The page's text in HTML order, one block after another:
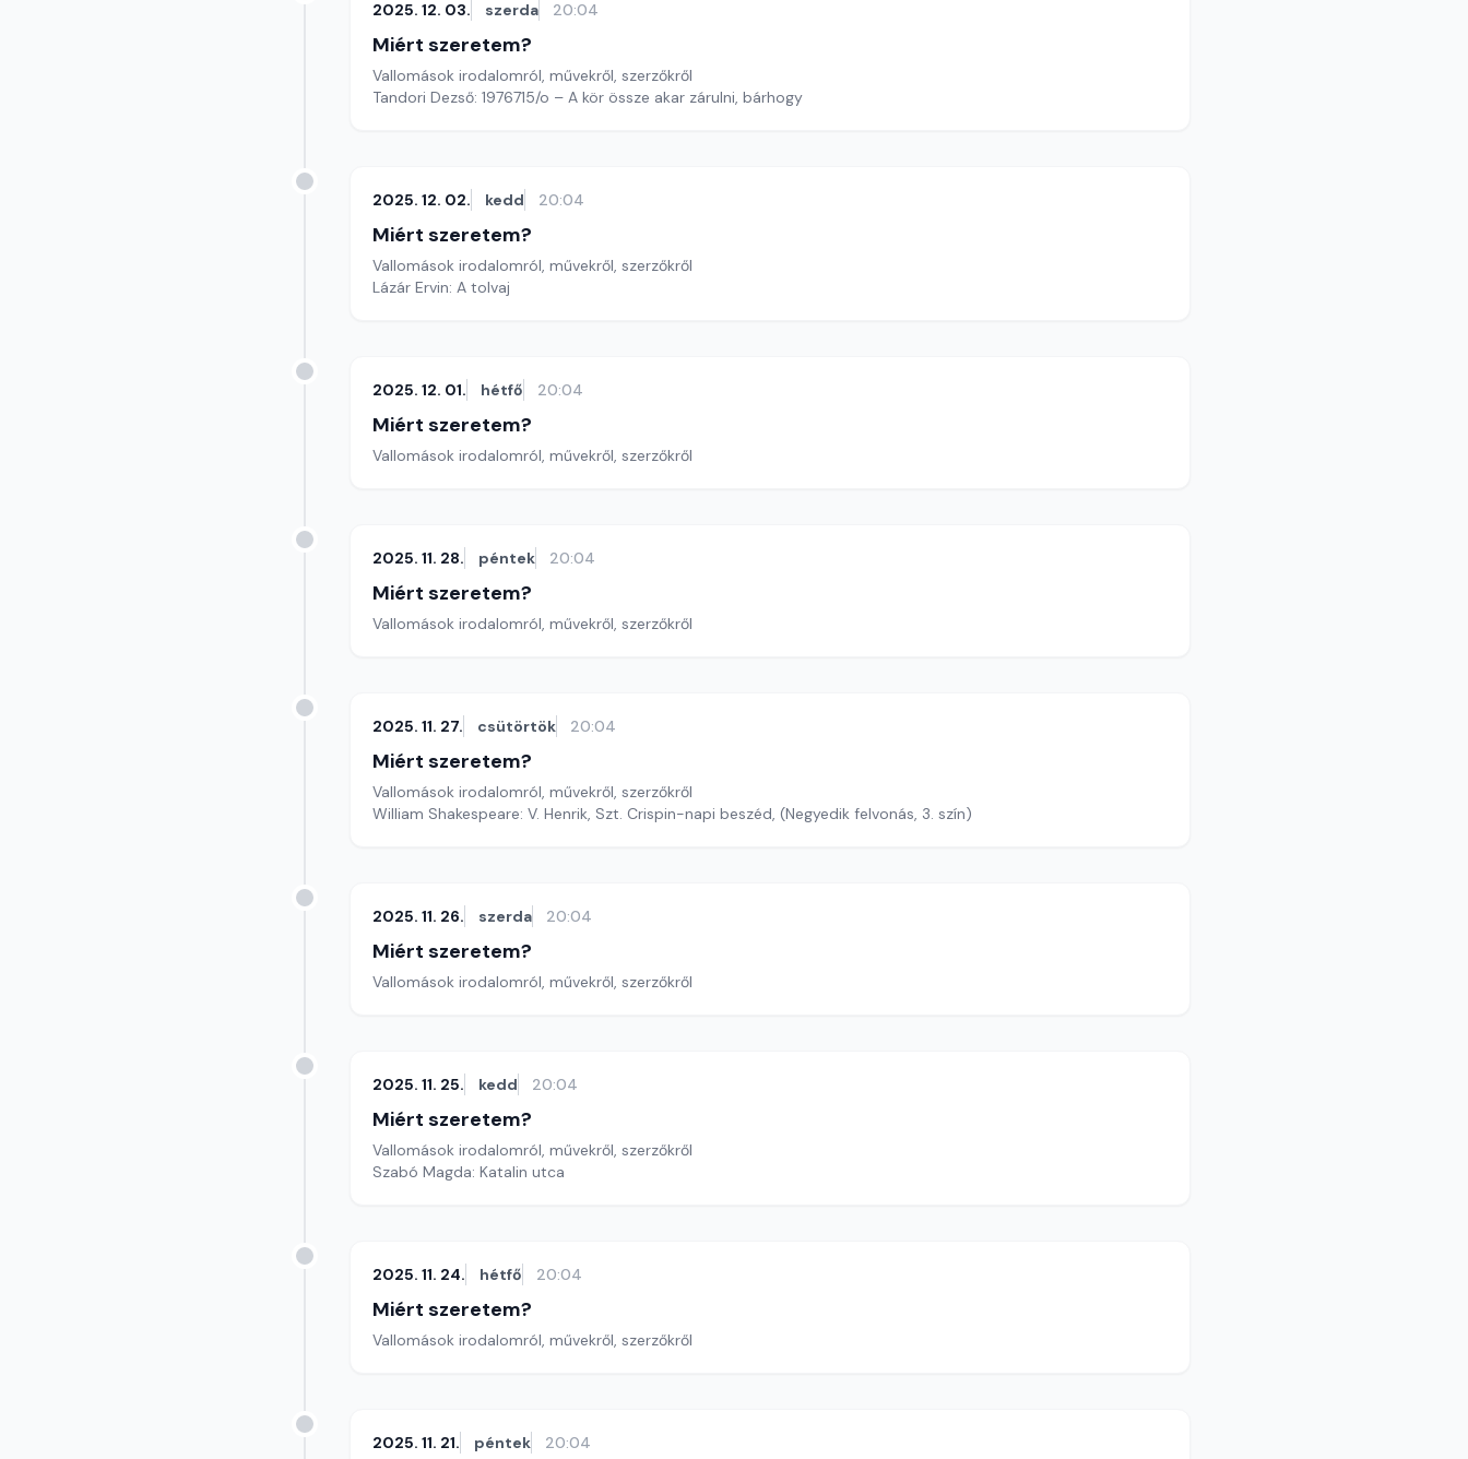
2025. 12. 03. szerda 20:04
Miért szeretem?
Vallomások irodalomról, művekről, szerzőkről
Tandori Dezső: 1976715/o – A kör össze akar zárulni, bárhogy
2025. 12. 02. kedd 20:04
Miért szeretem?
Vallomások irodalomról, művekről, szerzőkről
Lázár Ervin: A tolvaj
2025. 12. 01. hétfő 20:04
Miért szeretem?
Vallomások irodalomról, művekről, szerzőkről
2025. 11. 28. péntek 20:04
Miért szeretem?
Vallomások irodalomról, művekről, szerzőkről
2025. 11. 27. csütörtök 20:04
Miért szeretem?
Vallomások irodalomról, művekről, szerzőkről
William Shakespeare: V. Henrik, Szt. Crispin-napi beszéd, (Negyedik felvonás, 3. szín)
2025. 11. 26. szerda 20:04
Miért szeretem?
Vallomások irodalomról, művekről, szerzőkről
2025. 11. 25. kedd 20:04
Miért szeretem?
Vallomások irodalomról, művekről, szerzőkről
Szabó Magda: Katalin utca
2025. 11. 24. hétfő 20:04
Miért szeretem?
Vallomások irodalomról, művekről, szerzőkről
2025. 11. 21. péntek 20:04